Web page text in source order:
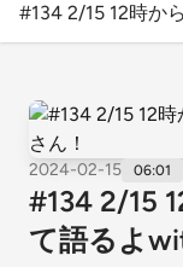
#134 2/15 12時か
2024-02-15 06:01
#134 2/15
て語るよ